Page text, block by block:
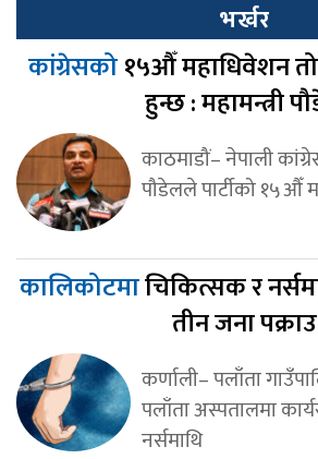
भर्खर
कांग्रेसको१५औँ महाधिवेशन
हुन्छ : महामन्त्री
काठमाडौं– नेपाली
पौडेलले पार्टीको १५औँ
कालिकोटमाचिकित्सक र
तीन जना पक्राउ
कर्णाली– पलाँता
पलाँता अस्पतालमा
नर्समाथि